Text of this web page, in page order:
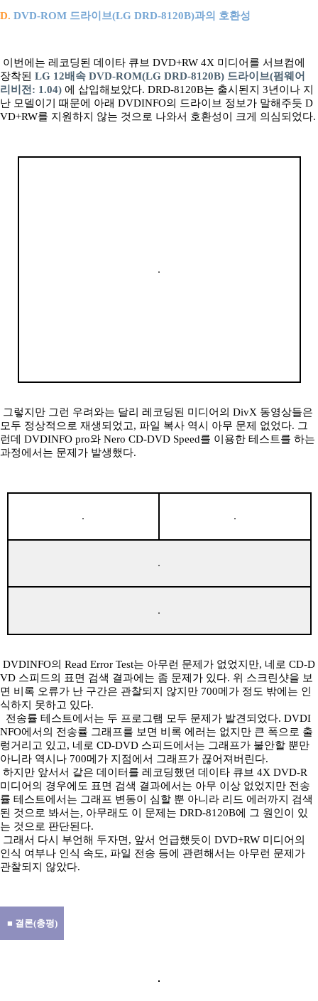
D. DVD-ROM 드라이브(LG DRD-8120B)과의 호환성
이번에는 레코딩된 데이타 큐브 DVD+RW 4X 미디어를 서브컴에
장착된 LG 12배속 DVD-ROM(LG DRD-8120B) 드라이브(펌웨어
리비전: 1.04) 에 삽입해보았다. DRD-8120B는 출시된지 3년이나 지
난 모델이기 때문에 아래 DVDINFO의 드라이브 정보가 말해주듯 D
VD+RW를 지원하지 않는 것으로 나와서 호환성이 크게 의심되었다.
그렇지만 그런 우려와는 달리 레코딩된 미디어의 DivX 동영상들은
모두 정상적으로 재생되었고, 파일 복사 역시 아무 문제 없었다. 그
런데 DVDINFO pro와 Nero CD-DVD Speed를 이용한 테스트를 하는
과정에서는 문제가 발생했다.
DVDINFO의 Read Error Test는 아무런 문제가 없었지만, 네로 CD-D
VD 스피드의 표면 검색 결과에는 좀 문제가 있다. 위 스크린샷을 보
면 비록 오류가 난 구간은 관찰되지 않지만 700메가 정도 밖에는 인
식하지 못하고 있다.
전송률 테스트에서는 두 프로그램 모두 문제가 발견되었다. DVDI
NFO에서의 전송률 그래프를 보면 비록 에러는 없지만 큰 폭으로 출
렁거리고 있고, 네로 CD-DVD 스피드에서는 그래프가 불안할 뿐만
아니라 역시나 700메가 지점에서 그래프가 끊어져버린다.
하지만 앞서서 같은 데이터를 레코딩했던 데이타 큐브 4X DVD-R
미디어의 경우에도 표면 검색 결과에서는 아무 이상 없었지만 전송
률 테스트에서는 그래프 변동이 심할 뿐 아니라 리드 에러까지 검색
된 것으로 봐서는, 아무래도 이 문제는 DRD-8120B에 그 원인이 있
는 것으로 판단된다.
그래서 다시 부언해 두자면, 앞서 언급했듯이 DVD+RW 미디어의
인식 여부나 인식 속도, 파일 전송 등에 관련해서는 아무런 문제가
관찰되지 않았다.
■ 결론(총평)